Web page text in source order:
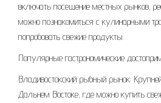
включать посещение местных рынков,
можно познакомиться с кулинарными
попробовать свежие продукты.
Популярные гастрономические
Владивостокский рыбный рынок:
Дальнем Востоке, где можно купить